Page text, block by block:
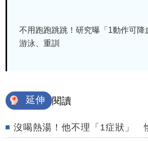
不用跑跑跳跳！研究曝「1動作可降
游泳、重訓
延伸 閱讀
沒喝熱湯！他不理「1症狀」